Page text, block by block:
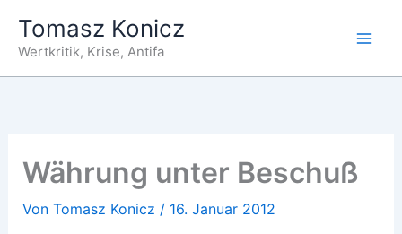
Inhalt
springen
Tomasz Konicz
Wertkritik, Krise, Antifa
Währung unter Beschuß
Von Tomasz Konicz / 16. Januar 2012